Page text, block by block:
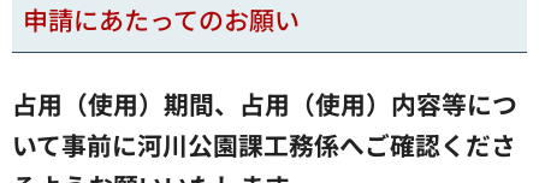
申請にあたってのお願い
占用（使用）期間、占用（使用）内容等につ
いて事前に河川公園課工務係へご確認くださ